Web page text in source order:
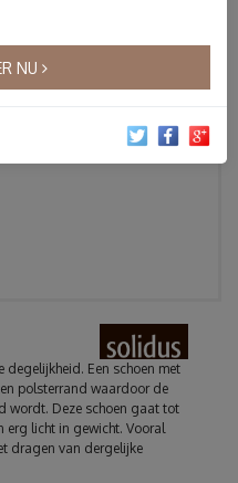
degelijkheid. Een schoen met
polsterrand waardoor de
wordt. Deze schoen gaat tot
erg licht in gewicht. Vooral
dragen van dergelijke
NU